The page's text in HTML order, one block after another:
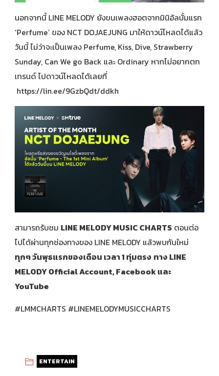
นอกจากนี้ LINE MELODY ยังขนเพลงฮอตจากมินิอัลบั้มแรก
‘Perfume’ ของ NCT DOJAEJUNG มาให้ดาวน์โหลดได้แล้ว
วันนี้ ไม่ว่าจะเป็นเพลง Perfume, Kiss, Dive, Strawberry
Sunday, Can We go Back และ Ordinary หากไม่อยากตก
เทรนด์ ไปดาวน์โหลดได้เลยที่
https://lin.ee/9GzbQdt/ddkh
สามารถรับชม LINE MELODY MUSIC CHARTS ตอนต่อ
ไปได้ผ่านทุกช่องทางของ LINE MELODY แล้วพบกันใหม่
ทุกๆ วันพุธแรกของเดือน เวลา1 ทุ่มตรง ทาง LINE
MELODY Official Account, Facebook และ
YouTube
#LMMCHARTS #LINEMELODYMUSICCHARTS
ENTERTAIN